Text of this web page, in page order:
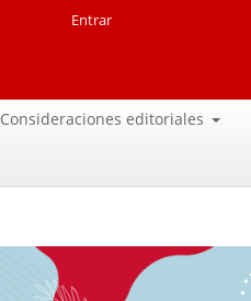
Consideraciones editoriales
Entrar